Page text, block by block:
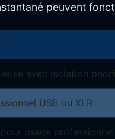
peuvent
avec isolation
USB ou XLR
usage professionnel